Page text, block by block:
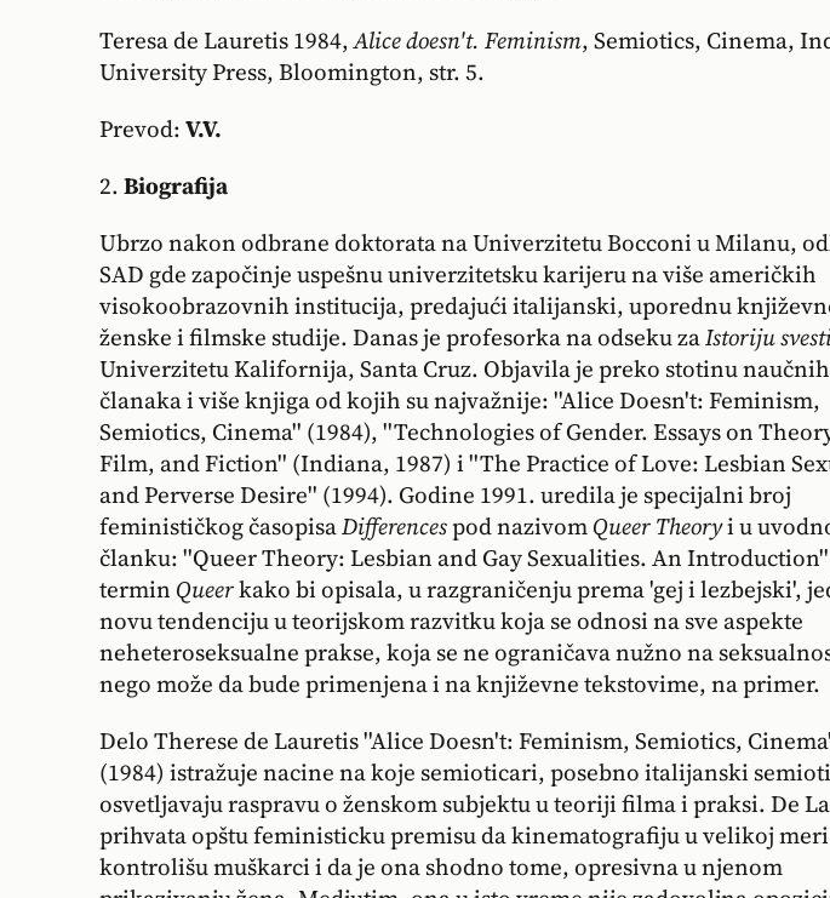
Teresa de Lauretis 1984,Alice doesn't. Feminism, Semiotics, Cinema,
University Press, Bloomington, str. 5.
Prevod:V.V.
2.Biografija
Ubrzo nakon odbrane doktorata na Univerzitetu Bocconi u Milanu,
SAD gde započinje uspešnu univerzitetsku karijeru na više američkih
visokoobrazovnih institucija, predajući italijanski, uporednu
ženske i filmske studije. Danas je profesorka na odseku zaIstoriju
Univerzitetu Kalifornija, Santa Cruz. Objavila je preko stotinu naučnih
članaka i više knjiga od kojih su najvažnije: ''Alice Doesn't: Feminism,
Semiotics, Cinema'' (1984), ''Technologies of Gender. Essays on
Film, and Fiction'' (Indiana, 1987) i ''The Practice of Love: Lesbian
and Perverse Desire'' (1994). Godine 1991. uredila je specijalni broj
feminističkog časopisaDifferencespod nazivomQueer Theoryi u
članku: ''Queer Theory: Lesbian and Gay Sexualities. An
termin Queerkako bi opisala, u razgraničenju prema 'gej i lezbejski',
novu tendenciju u teorijskom razvitku koja se odnosi na sve aspekte
neheteroseksualne prakse, koja se ne ograničava nužno na
nego može da bude primenjena i na književne tekstovime, na primer.
Delo Therese de Lauretis ''Alice Doesn't: Feminism, Semiotics,
(1984) istražuje nacine na koje semioticari, posebno italijanski
osvetljavaju raspravu o ženskom subjektu u teoriji filma i praksi. De
prihvata opštu feministicku premisu da kinematografiju u velikoj meri
kontrolišu muškarci i da je ona shodno tome, opresivna u njenom